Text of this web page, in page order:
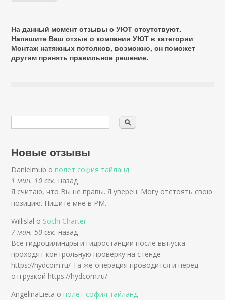
На данный момент отзывы о УЮТ отсутствуют.
Напишите Ваш отзыв о компании УЮТ в категории
Монтаж натяжных потолков, возможно, он поможет
другим принять правильное решение.
Новые отзывы
Danielmub ополет софия тайланд
1 мин. 10 сек. назад
Я считаю, что Вы не правы. Я уверен. Могу отстоять свою
позицию. Пишите мне в PM.
Willislal о Sochi Charter
7 мин. 50 сек. назад
Все гидроцилиндры и гидростанции после выпуска
проходят контрольную проверку на стенде
https://hydcom.ru/ Та же операция проводится и перед
отгрузкой https://hydcom.ru/
AngelinaLieta ополет софия тайланд